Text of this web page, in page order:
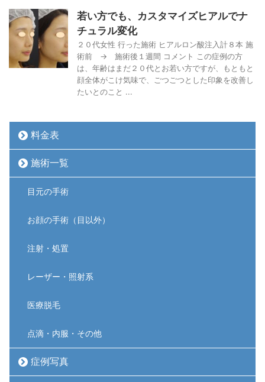
若い方でも、カスタマイズヒアルでナ
チュラル変化
２０代女性 行った施術 ヒアルロン酸注入計８本 施
術前 → 施術後１週間 コメント この症例の方
は、年齢はまだ２０代とお若い方ですが、もともと
顔全体がこけ気味で、ごつごつとした印象を改善し
たいとのこと ...
料金表
施術一覧
目元の手術
お顔の手術（目以外）
注射・処置
レーザー・照射系
医療脱毛
点滴・内服・その他
症例写真